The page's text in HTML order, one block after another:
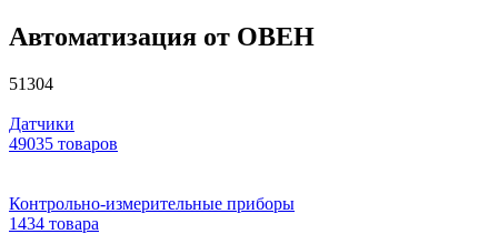
Автоматизация от ОВЕН
51304
Датчики
49035 товаров
Контрольно-измерительные приборы
1434 товара